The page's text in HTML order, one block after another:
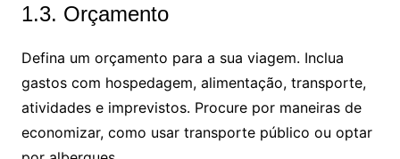
1.3. Orçamento
Defina um orçamento para a sua viagem. Inclua
gastos com hospedagem, alimentação, transporte,
atividades e imprevistos. Procure por maneiras de
economizar, como usar transporte público ou optar